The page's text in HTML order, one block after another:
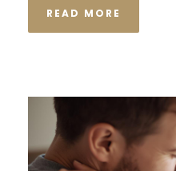
READ MORE